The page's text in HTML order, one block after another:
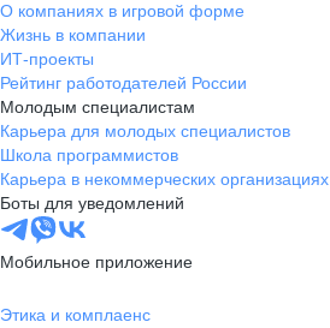
О компаниях в игровой форме
Жизнь в компании
ИТ-проекты
Рейтинг работодателей России
Молодым специалистам
Карьера для молодых специалистов
Школа программистов
Карьера в некоммерческих организациях
Боты для уведомлений
Мобильное приложение
Этика и комплаенс